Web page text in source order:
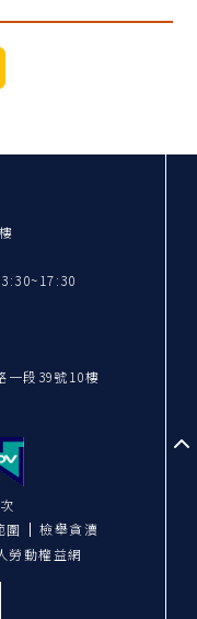
一段39號10樓
圍
檢舉貪瀆
勞動權益網
至